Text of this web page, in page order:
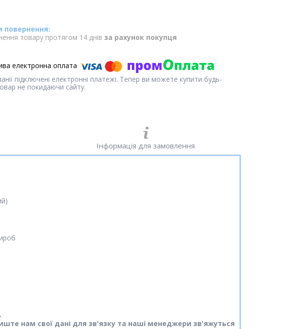
товару протягом 14 днів за рахунок покупця
підключені електронні платежі. Тепер ви можете купити будь-
не покидаючи сайту.
Інформація для замовлення
нам свої дані для зв'язку та наші менеджери зв'яжуться